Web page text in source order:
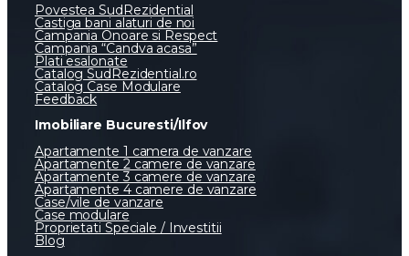
Povestea SudRezidential
Castiga bani alaturi de noi
Campania Onoare si Respect
Campania “Candva acasa”
Plati esalonate
Catalog SudRezidential.ro
Catalog Case Modulare
Feedback
Imobiliare Bucuresti/Ilfov
Apartamente 1 camera de vanzare
Apartamente 2 camere de vanzare
Apartamente 3 camere de vanzare
Apartamente 4 camere de vanzare
Case/vile de vanzare
Case modulare
Proprietati Speciale / Investitii
Blog